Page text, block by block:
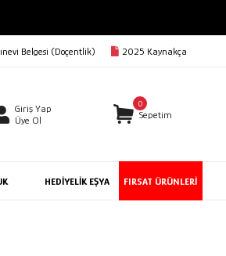
Belgesi (Doçentlik) 2025 Kaynakça
Giriş Yap
Üye Ol
0
Sepetim
HEDİYELİK EŞYA FIRSAT ÜRÜNLERİ